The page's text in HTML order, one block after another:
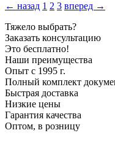
← назад 1 2 3 вперед →
Тяжело выбрать?
Заказать консультацию
Это бесплатно!
Наши преимущества
Опыт с 1995 г.
Полный комплект
Быстрая доставка
Низкие цены
Гарантия качества
Оптом, в розницу